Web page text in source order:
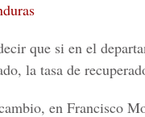
que si en el
la tasa de
en Francisco